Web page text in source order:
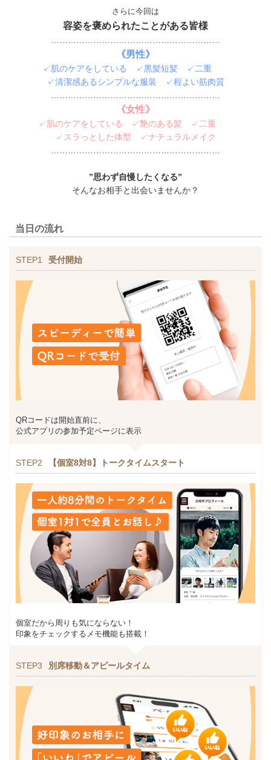
さらに今回は
容姿を褒められたことがある皆様
《男性》
✓肌のケアをしている ✓黒髪短髪 ✓二重
✓清潔感あるシンプルな服装 ✓程よい筋肉質
《女性》
✓肌のケアをしている ✓艶のある髪 ✓二重
✓スラっとした体型 ✓ナチュラルメイク
”思わず自慢したくなる”
そんなお相手と出会いませんか？
当日の流れ
STEP1 受付開始
QRコードは開始直前に、
公式アプリの参加予定ページに表示
STEP2 【個室8対8】トークタイムスタート
個室だから周りも気にならない！
印象をチェックするメモ機能も搭載！
STEP3 別席移動＆アピールタイム